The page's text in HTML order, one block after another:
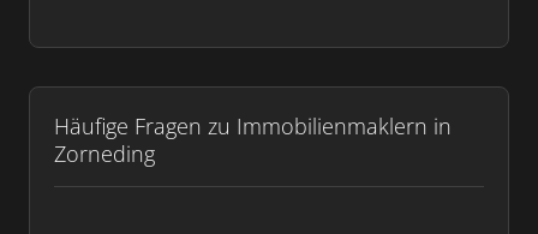
Häufige Fragen zu Immobilienmaklern in
Zorneding